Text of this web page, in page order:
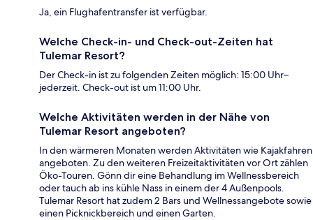
Ja, ein Flughafentransfer ist verfügbar.
Welche Check-in- und Check-out-Zeiten hat
Tulemar Resort?
Der Check-in ist zu folgenden Zeiten möglich: 15:00 Uhr–
jederzeit. Check-out ist um 11:00 Uhr.
Welche Aktivitäten werden in der Nähe von
Tulemar Resort angeboten?
In den wärmeren Monaten werden Aktivitäten wie Kajakfahren
angeboten. Zu den weiteren Freizeitaktivitäten vor Ort zählen
Öko-Touren. Gönn dir eine Behandlung im Wellnessbereich
oder tauch ab ins kühle Nass in einem der 4 Außenpools.
Tulemar Resort hat zudem 2 Bars und Wellnessangebote sowie
einen Picknickbereich und einen Garten.